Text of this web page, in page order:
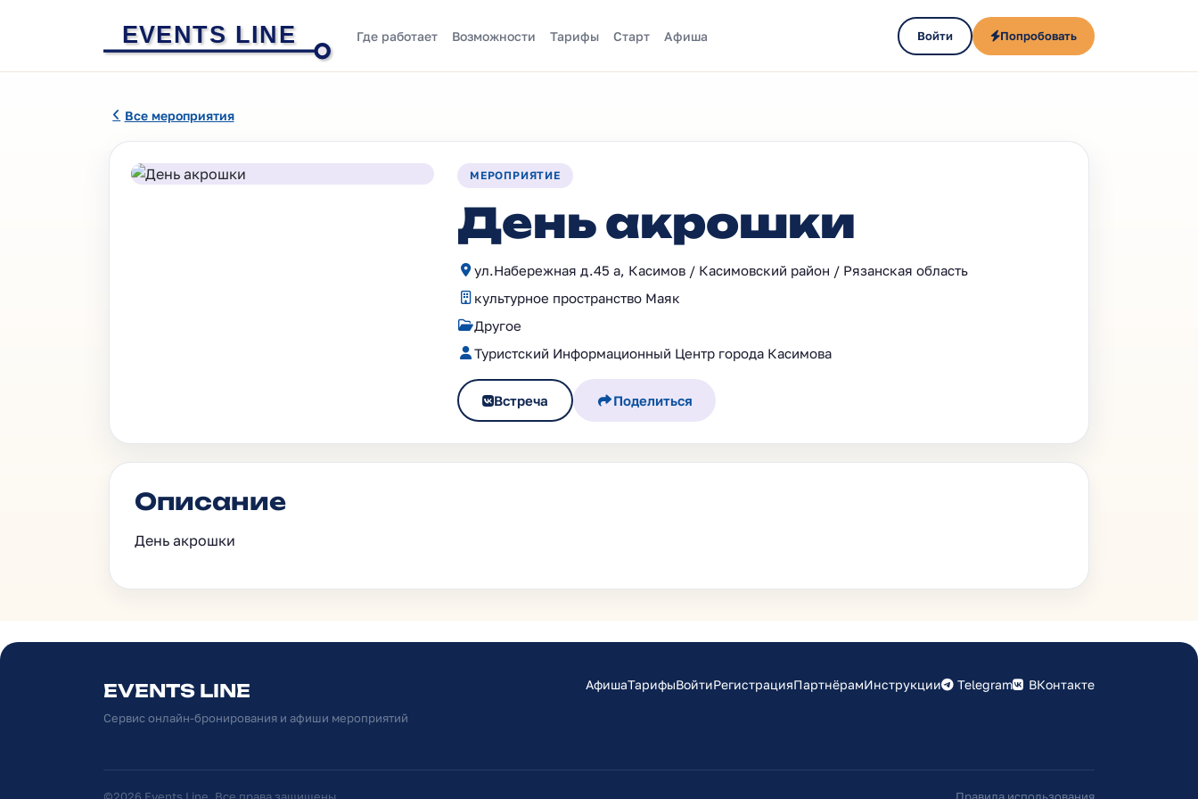
EVENTS LINE Где работает Возможности Тарифы Старт Афиша Войти Попробовать
Все мероприятия
МЕРОПРИЯТИЕ
День акрошки
ул.Набережная д.45 а, Касимов / Касимовский район / Рязанская область
культурное пространство Маяк
Другое
Туристский Информационный Центр города Касимова
Встреча Поделиться
Описание
День акрошки
EVENTS LINE
Сервис онлайн-бронирования и афиши мероприятий
АфишаТарифыВойтиРегистрацияПартнёрамИнструкции Telegram ВКонтакте